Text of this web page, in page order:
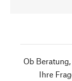
Ob
Ihre